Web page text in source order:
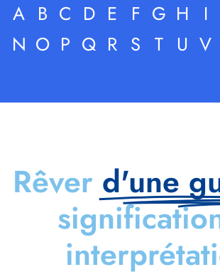
A B C D E F G H I
N O P Q R S T U V
Rêver d'une